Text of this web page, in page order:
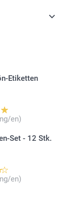
Etiketten
en)
Set - 12 Stk.
en)